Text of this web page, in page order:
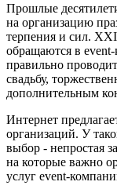
Прошлые
на организацию
терпения и сил.
обращаются в
правильно
свадьбу,
дополнительным
Интернет
организаций. У
выбор - непростая
на которые важно
услуг event-